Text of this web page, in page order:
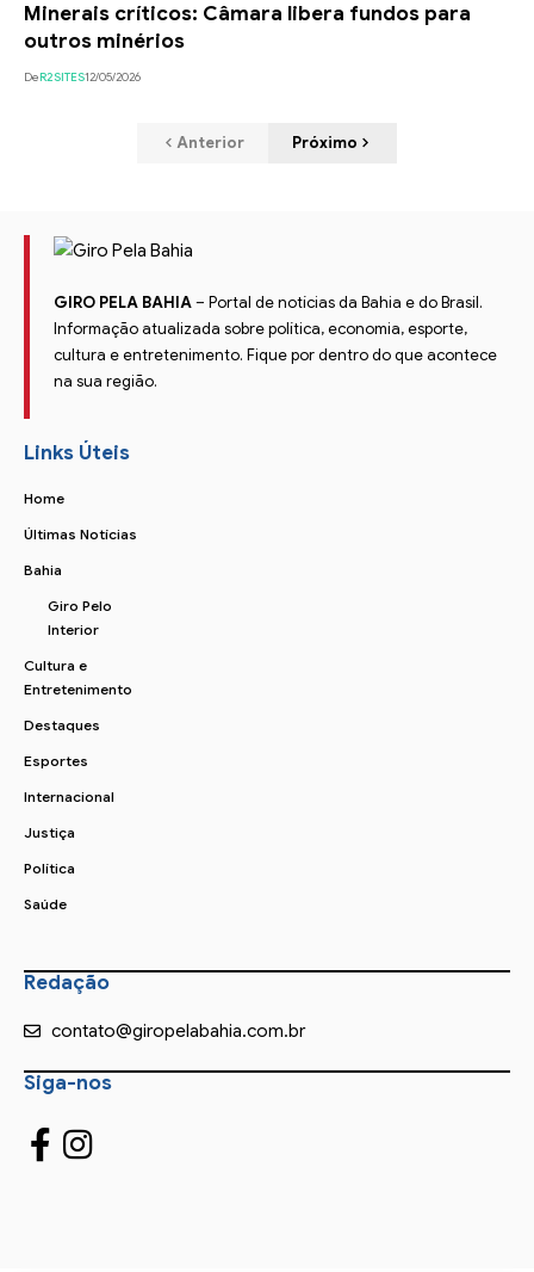
Minerais críticos: Câmara libera fundos para
outros minérios
DeR2SITES12/05/2026
Anterior Próximo
GIRO PELA BAHIA– Portal de notícias da Bahia e do Brasil.
Informação atualizada sobre política, economia, esporte,
cultura e entretenimento. Fique por dentro do que acontece
na sua região.
Links Úteis
Home
Últimas Notícias
Bahia
Giro Pelo
Interior
Cultura e
Entretenimento
Destaques
Esportes
Internacional
Justiça
Política
Saúde
Redação
contato@giropelabahia.com.br
Siga-nos